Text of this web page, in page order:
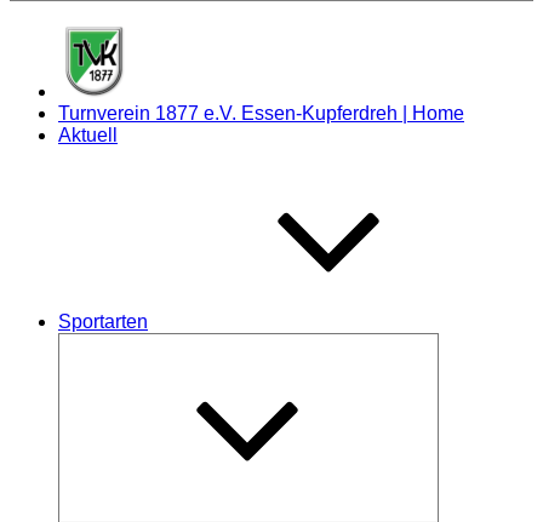
Turnverein 1877 e.V. Essen-Kupferdreh | Home
Aktuell
Sportarten